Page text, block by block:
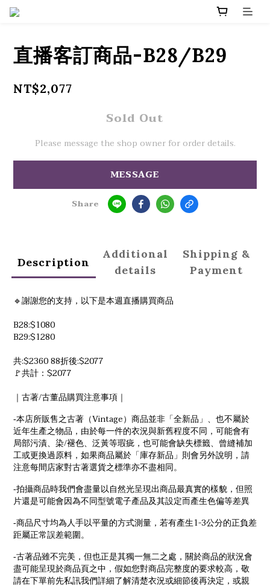
直播客訂商品-B28/B29
NT$2,077
Sold Out
Please message the shop owner for order details.
MESSAGE
Share
Description
Additional
details
Shipping &
Payment
🔹謝謝您的支持，以下是本週直播購買商品
B28:$1080
B29:$1280
共:$2360 88折後:$2077
🚩共計：$2077
｜古著/古董品購買注意事項｜
-本店所販售之古著（Vintage ）商品並非「全新品」、也不屬於
近年生產之物品，由於每一件的衣況與新舊程度不同，可能會有
局部污漬、染/褪色、泛黃等瑕疵，也可能會缺失標籤、曾縫補加
工或更換過原料，如果商品屬於「庫存新品」則會另外說明，請
注意每間店家對古著選貨之標準亦不盡相同。
-拍攝商品時我們會盡量以自然光呈現出商品最真實的樣貌，但照
片還是可能會因為不同型號電子產品及其設定而產生色偏等差異
-商品尺寸均為人手以平量的方式測量，若有產生 1-3公分的正負差
距屬正常誤差範圍。
-古著品雖不完美，但也正是其獨一無二之處，關於商品的狀況會
盡可能呈現於商品頁之中，假如您對商品完整度的要求較高，敬
請在下單前先私訊我們詳細了解清楚衣況或細節後再決定，或親